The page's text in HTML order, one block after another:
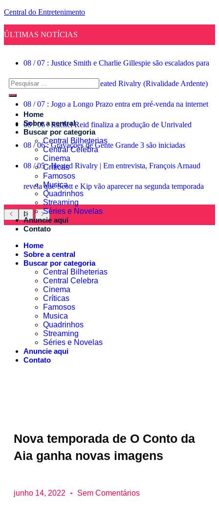
Central do Entretenimento
ÚLTIMAS NOTÍCIAS
08 / 07 : Justice Smith e Charlie Gillespie são escalados para
segunda temporada de Heated Rivalry (Rivalidade Ardente)
08 / 07 : Jogo a Longo Prazo entra em pré-venda na internet
08 / 06 : Rachel Reid finaliza a produção de Unrivaled
08 / 06 : Gravações de Gente Grande 3 são iniciadas
08 / 05 : Heated Rivalry | Em entrevista, François Arnaud
revela que Scott e Kip vão aparecer na segunda temporada
Home
Sobre a central
Buscar por categoria
Central Bilheterias
Central Celebra
Cinema
Críticas
Famosos
Musica
Quadrinhos
Streaming
Séries e Novelas
Anuncie aqui
Contato
Home
Sobre a central
Buscar por categoria
Central Bilheterias
Central Celebra
Cinema
Críticas
Famosos
Musica
Quadrinhos
Streaming
Séries e Novelas
Anuncie aqui
Contato
Nova temporada de O Conto da
Aia ganha novas imagens
junho 14, 2022 Sem Comentários